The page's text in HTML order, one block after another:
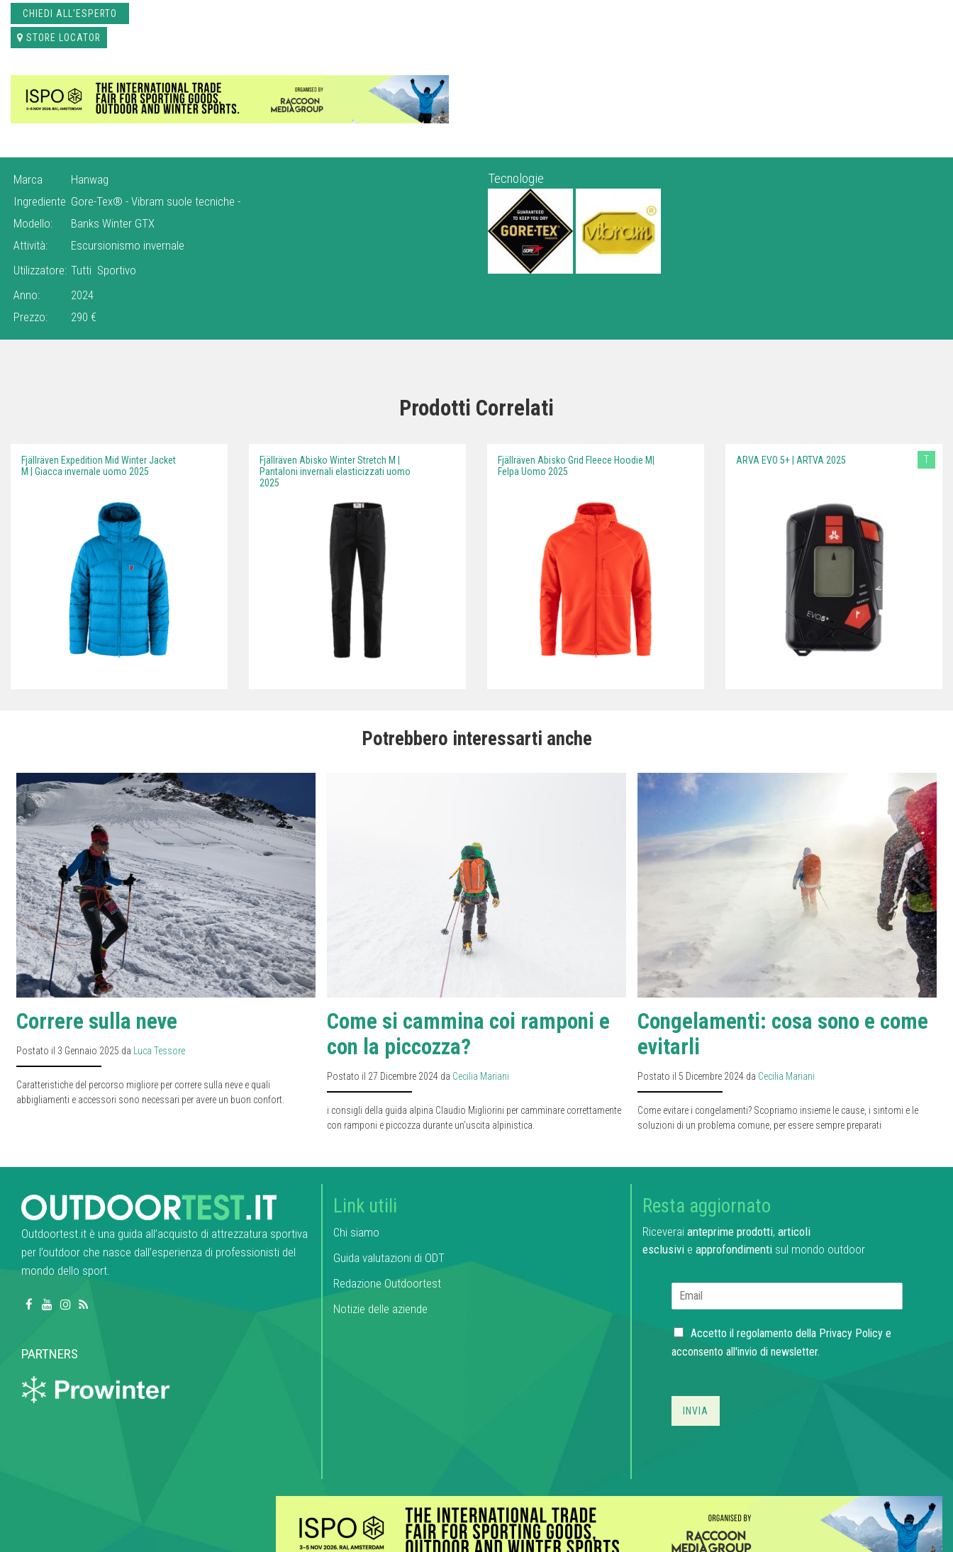
CHIEDI ALL'ESPERTO
STORE LOCATOR
Marca
Hanwag
Ingrediente Gore-Tex® - Vibram suole tecniche -
Modello:
Banks Winter GTX
Attività:
Escursionismo invernale
Utilizzatore: Tutti Sportivo
Anno:
2024
Prezzo:
290 €
Tecnologie
Prodotti Correlati
Fjällräven Expedition Mid Winter Jacket
M | Giacca invernale uomo 2025
Fjällräven Abisko Winter Stretch M |
Pantaloni invernali elasticizzati uomo
2025
Fjällräven Abisko Grid Fleece Hoodie M|
Felpa Uomo 2025
ARVA EVO 5+ | ARTVA 2025 T
Potrebbero interessarti anche
Correre sulla neve
Postato il 3 Gennaio 2025 da Luca Tessore
Caratteristiche del percorso migliore per correre sulla neve e quali
abbigliamenti e accessori sono necessari per avere un buon confort.
Come si cammina coi ramponi e
con la piccozza?
Postato il 27 Dicembre 2024 da Cecilia Mariani
i consigli della guida alpina Claudio Migliorini per camminare correttamente
con ramponi e piccozza durante un’uscita alpinistica.
Congelamenti: cosa sono e come
evitarli
Postato il 5 Dicembre 2024 da Cecilia Mariani
Come evitare i congelamenti? Scopriamo insieme le cause, i sintomi e le
soluzioni di un problema comune, per essere sempre preparati
Outdoortest.it è una guida all’acquisto di attrezzatura sportiva
per l’outdoor che nasce dall’esperienza di professionisti del
mondo dello sport.
PARTNERS
Link utili
Chi siamo
Guida valutazioni di ODT
Redazione Outdoortest
Notizie delle aziende
Resta aggiornato
Riceveraianteprime prodotti, articoli
esclusivie approfondimentisul mondo outdoor
*
C
e
b
x
Accetto il regolamento della Privacy Policye
acconsento all'invio di newsletter.
INVIA